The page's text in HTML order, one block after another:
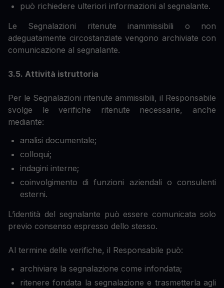
può richiedere ulteriori informazioni al segnalante.
Le Segnalazioni ritenute inammissibili o non
adeguatamente circostanziate vengono archiviate con
comunicazione al segnalante.
3.5. Attività istruttoria
Per le Segnalazioni ritenute ammissibili, il Responsabile
svolge le verifiche ritenute necessarie, anche
mediante:
analisi documentale;
colloqui;
indagini interne;
coinvolgimento di funzioni aziendali o consulenti
esterni.
L’identità del segnalante può essere comunicata solo
previo consenso espresso dello stesso.
Al termine delle verifiche, il Responsabile può:
archiviare la segnalazione come infondata;
ritenere fondata la segnalazione e trasmetterla agli